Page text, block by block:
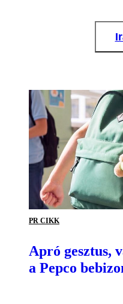
PR CIKK
Apró gesztus,
a Pepco